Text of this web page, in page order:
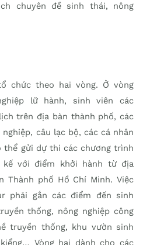
chuyên đề sinh thái, nông
chức theo hai vòng. Ở vòng
lữ hành, sinh viên các
trên địa bàn thành phố, các
câu lạc bộ, các cá nhân
thể gửi dự thi các chương trình
với điểm khởi hành từ địa
Thành phố Hồ Chí Minh. Việc
phải gắn các điểm đến sinh
thống, nông nghiệp công
truyền thống, khu vườn sinh
Vòng hai dành cho các